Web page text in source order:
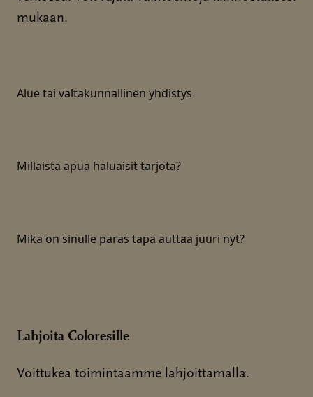
mukaan.
Alue tai valtakunnallinen yhdistys
Millaista apua haluaisit tarjota?
Mikä on sinulle paras tapa auttaa juuri nyt?
Lahjoita Coloresille
Voittukea toimintaamme lahjoittamalla.